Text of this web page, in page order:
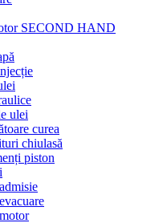
SECOND HAND
ulei
curea
chiulasă
piston